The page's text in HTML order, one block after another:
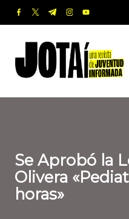
Saltar
contenido
facebook.com
twitter.com
t.me instagram.com
youtube.com
o
t
revista
de
Informada
Se Aprobó la
Olivera
horas»